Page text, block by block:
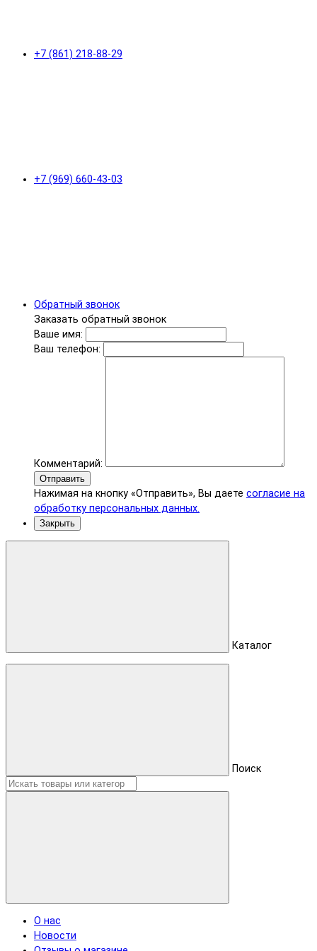
+7 (861) 218-88-29
+7 (969) 660-43-03
Обратный звонок
Заказать обратный звонок
Ваше имя:
Ваш телефон:
Комментарий:
Отправить
Нажимая на кнопку «Отправить», Вы даете согласие на
обработку персональных данных.
Закрыть
Каталог
Поиск
О нас
Новости